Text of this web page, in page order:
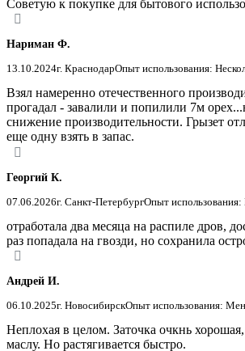
Советую к покупке для бытового
Нариман Ф.
13.10.2024г. КраснодарОпыт использования:
Взял намеренно отечественного
прогадал - завалили и попилили 7м
снижение производительности. Грызет
еще одну взять в запас.
Георгий К.
07.06.2026г. Санкт-ПетербургОпыт
отработала два месяца на распиле дров,
раз попадала на гвозди, но сохранила
Андрей И.
06.10.2025г. НовосибирскОпыт использования:
Неплохая в целом. Заточка очкнь
маслу. Но растягивается быстро.